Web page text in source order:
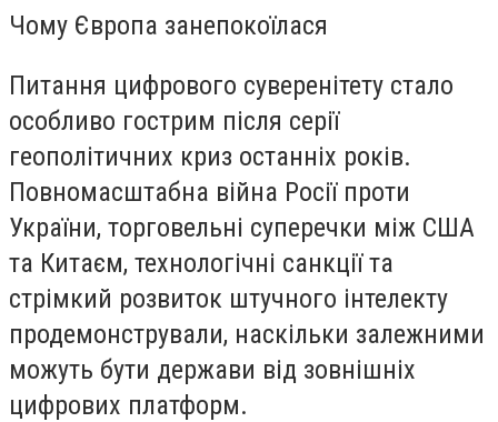
Чому Європа занепокоїлася
Питання цифрового суверенітету стало
особливо гострим після серії
геополітичних криз останніх років.
Повномасштабна війна Росії проти
України, торговельні суперечки між США
та Китаєм, технологічні санкції та
стрімкий розвиток штучного інтелекту
продемонстрували, наскільки залежними
можуть бути держави від зовнішніх
цифрових платформ.